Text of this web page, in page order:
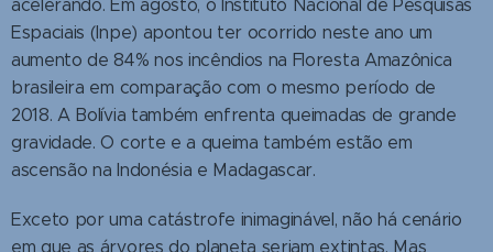
acelerando. Em agosto, o Instituto Nacional de Pesquisas
Espaciais (Inpe) apontou ter ocorrido neste ano um
aumento de 84% nos incêndios na Floresta Amazônica
brasileira em comparação com o mesmo período de
2018. A Bolívia também enfrenta queimadas de grande
gravidade. O corte e a queima também estão em
ascensão na Indonésia e Madagascar.
Exceto por uma catástrofe inimaginável, não há cenário
em que as árvores do planeta seriam extintas. Mas